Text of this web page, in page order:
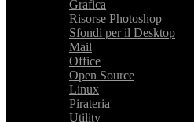
Grafica
Risorse Photoshop
Sfondi per il Desktop
Mail
Office
Open Source
Linux
Pirateria
Utility